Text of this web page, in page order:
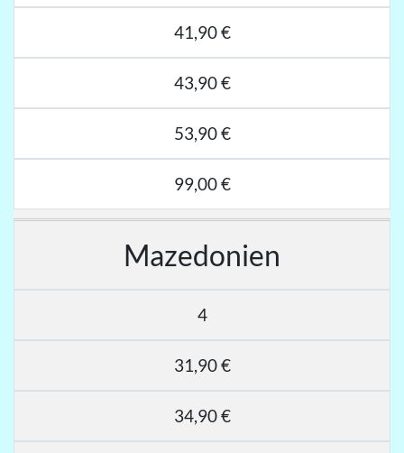
41,90 €
43,90 €
53,90 €
99,00 €
Mazedonien
4
31,90 €
34,90 €